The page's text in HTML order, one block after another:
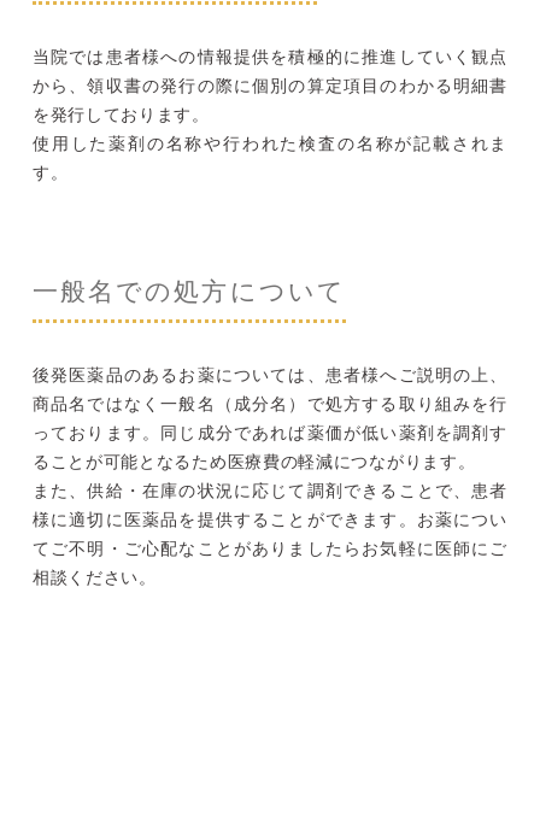
当院では患者様への情報提供を積極的に推進していく観点
から、領収書の発行の際に個別の算定項目のわかる明細書
を発行しております。
使用した薬剤の名称や行われた検査の名称が記載されま
す。
一般名での処方について
後発医薬品のあるお薬については、患者様へご説明の上、
商品名ではなく一般名（成分名）で処方する取り組みを行
っております。 同じ成分であれば薬価が低い薬剤を調剤す
ることが可能となるため医療費の軽減につながります。
また、供給・在庫の状況に応じて調剤できることで、患者
様に適切に医薬品を提供することができます。 お薬につい
てご不明・ご心配なことがありましたらお気軽に医師にご
相談ください。